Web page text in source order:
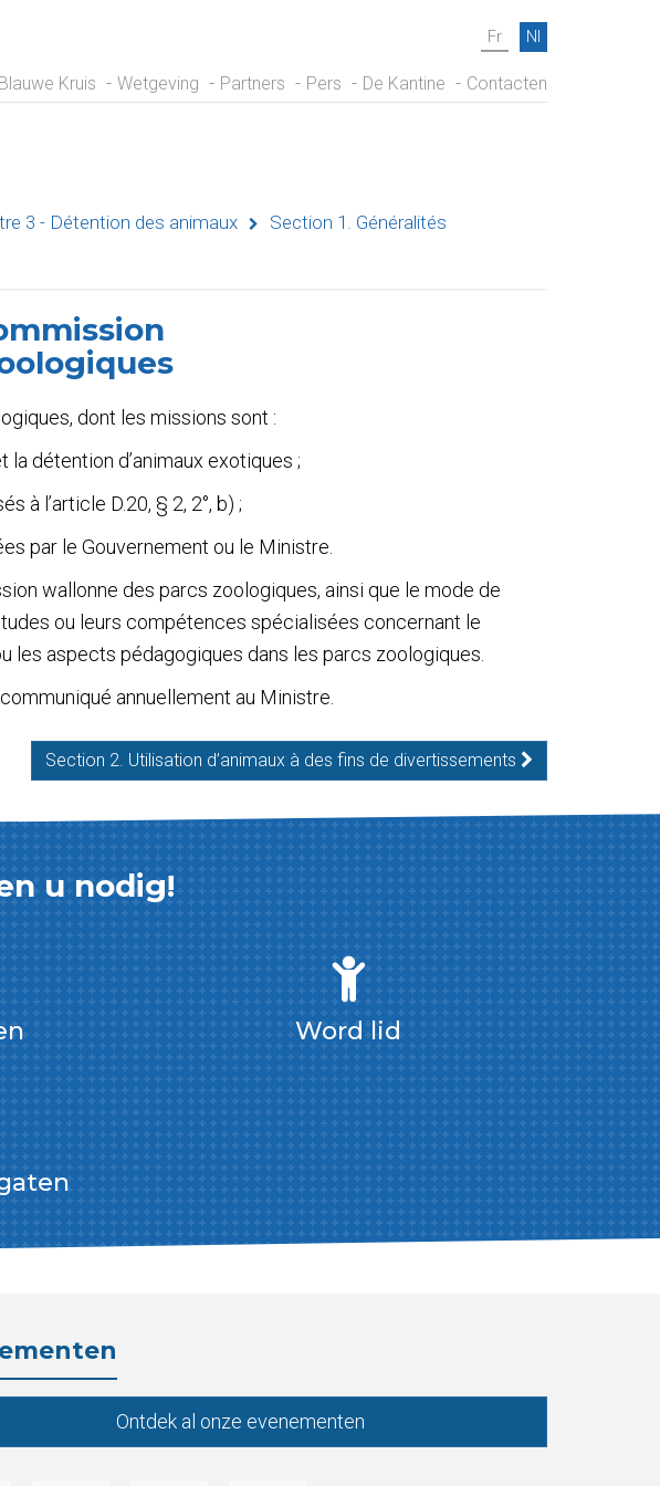
Fr Nl
Kruis Wetgeving Partners Pers De Kantine Contacten
3 - Détention des animaux
Section 1. Généralités
dont les missions sont :
détention d’animaux exotiques ;
à l’article D.20, § 2, 2°, b) ;
par le Gouvernement ou le Ministre.
wallonne des parcs zoologiques, ainsi que le mode de
ou leurs compétences spécialisées concernant le
les aspects pédagogiques dans les parcs zoologiques.
annuellement au Ministre.
Section 2. Utilisation d’animaux à des fins de divertissements
u nodig!
Word lid
Ontdek al onze evenementen